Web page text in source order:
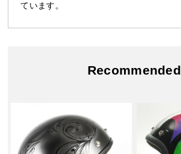
ています。
Recommended